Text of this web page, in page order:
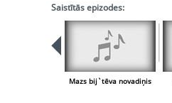
Saistītās epizodes:
Mazs bij`tēva novadiņis